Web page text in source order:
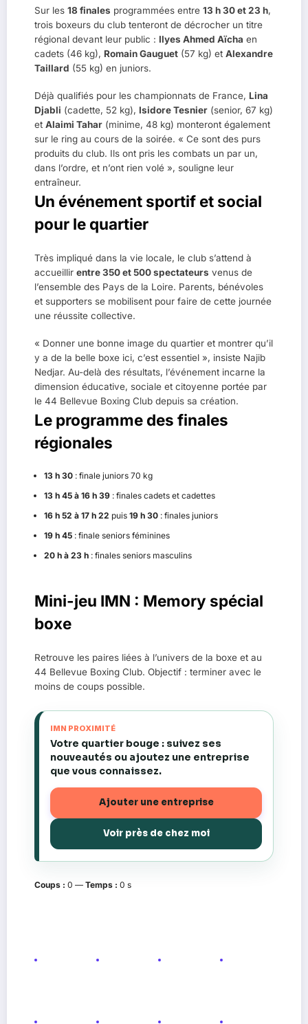
Sur les 18 finales programmées entre 13 h 30 et 23 h,
trois boxeurs du club tenteront de décrocher un titre
régional devant leur public : Ilyes Ahmed Aïcha en
cadets (46 kg), Romain Gauguet (57 kg) et Alexandre
Taillard (55 kg) en juniors.
Déjà qualifiés pour les championnats de France, Lina
Djabli (cadette, 52 kg), Isidore Tesnier (senior, 67 kg)
et Alaimi Tahar (minime, 48 kg) monteront également
sur le ring au cours de la soirée. « Ce sont des purs
produits du club. Ils ont pris les combats un par un,
dans l’ordre, et n’ont rien volé », souligne leur
entraîneur.
Un événement sportif et social
pour le quartier
Très impliqué dans la vie locale, le club s’attend à
accueillir entre 350 et 500 spectateurs venus de
l’ensemble des Pays de la Loire. Parents, bénévoles
et supporters se mobilisent pour faire de cette journée
une réussite collective.
« Donner une bonne image du quartier et montrer qu’il
y a de la belle boxe ici, c’est essentiel », insiste Najib
Nedjar. Au-delà des résultats, l’événement incarne la
dimension éducative, sociale et citoyenne portée par
le 44 Bellevue Boxing Club depuis sa création.
Le programme des finales
régionales
13 h 30: finale juniors 70 kg
13 h 45 à 16 h 39: finales cadets et cadettes
16 h 52 à 17 h 22 puis 19 h 30: finales juniors
19 h 45: finale seniors féminines
20 h à 23 h: finales seniors masculins
Mini-jeu IMN : Memory spécial
boxe
Retrouve les paires liées à l’univers de la boxe et au
44 Bellevue Boxing Club. Objectif : terminer avec le
moins de coups possible.
IMN PROXIMITÉ
Votre quartier bouge : suivez ses
nouveautés ou ajoutez une entreprise
que vous connaissez.
Ajouter une entreprise
Voir près de chez moi
Coups : 0 — Temps : 0 s